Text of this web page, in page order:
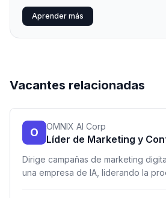
Aprender más
Vacantes relacionadas
O OMNIX AI Corp
Líder de Marketing y
Dirige campañas de marketing
una empresa de IA, liderando la